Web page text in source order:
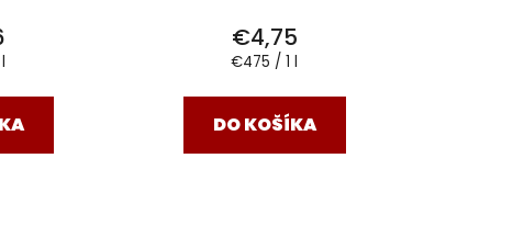
€4,75
Jednotková
€475 / 1 l
DO KOŠÍKA